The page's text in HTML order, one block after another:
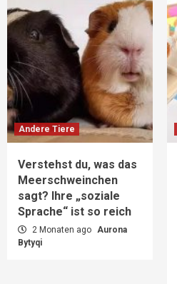
Andere Tiere
Verstehst du, was das
Meerschweinchen
sagt? Ihre „soziale
Sprache“ ist so reich
2 Monaten ago Aurona
Bytyqi